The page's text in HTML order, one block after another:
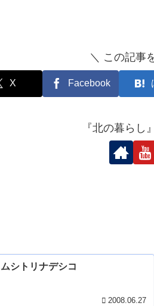
＼ この記事
X Facebook
『北の暮らし
ムシトリナデシコ
2008.06.27